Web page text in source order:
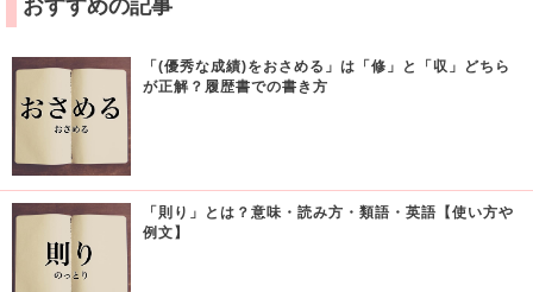
おすすめの記事
「(優秀な成績)をおさめる」は「修」と「収」どちら
が正解？履歴書での書き方
「則り」とは？意味・読み方・類語・英語【使い方や
例文】